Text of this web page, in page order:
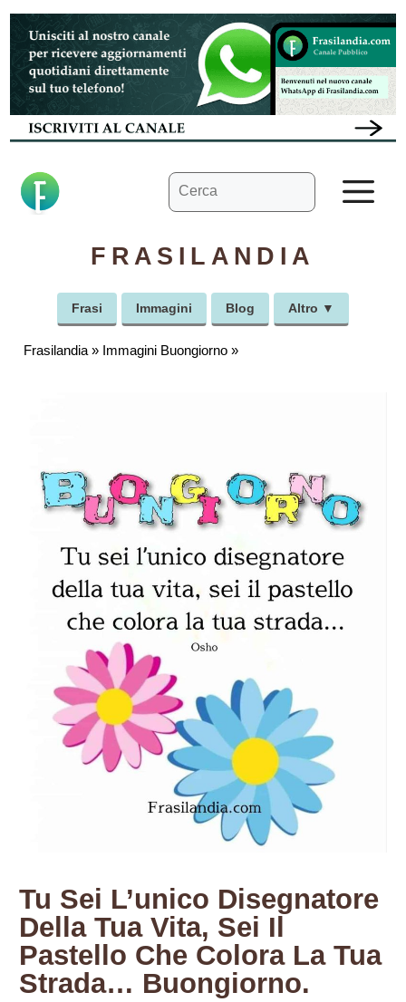
Vai
contenuto
Ricerca
per:
FRASILANDIA
Frasi Immagini Blog Altro ▼
Frasilandia » Immagini Buongiorno »
Tu Sei L’unico Disegnatore
Della Tua Vita, Sei Il
Pastello Che Colora La Tua
Strada… Buongiorno.